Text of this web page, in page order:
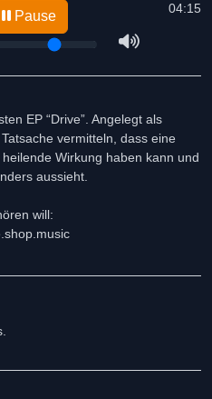
04:15
Pause
EP “Drive”. Angelegt als
vermitteln, dass eine
Wirkung haben kann und
aussieht.
will: